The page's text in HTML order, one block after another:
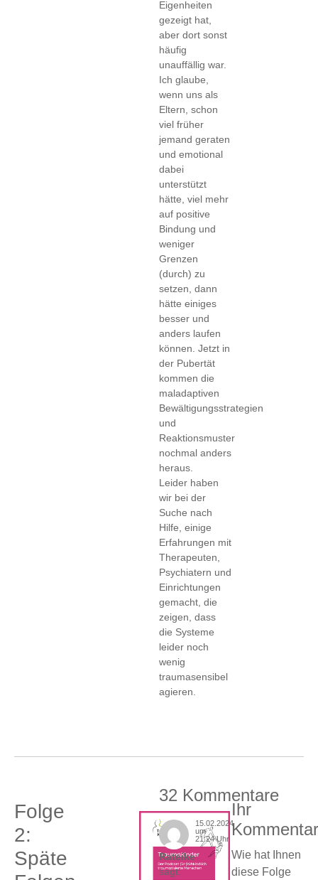
Eigenheiten
gezeigt hat,
aber dort sonst
häufig
unauffällig war.
Ich glaube,
wenn uns als
Eltern, schon
viel früher
jemand geraten
und emotional
dabei
unterstützt
hätte, viel mehr
auf positive
Bindung und
weniger
Grenzen
(durch) zu
setzen, dann
hätte einiges
besser und
anders laufen
können. Jetzt in
der Pubertät
kommen die
maladaptiven
Bewältigungsstrategien
und
Reaktionsmuster
nochmal anders
heraus.
Leider haben
wir bei der
Suche nach
Hilfe, einige
Erfahrungen mit
Therapeuten,
Psychiatern und
Einrichtungen
gemacht, die
zeigen, dass
die Systeme
leider noch
wenig
traumasensibel
agieren.
Folge
2:
Späte
32 Kommentare
Rateike
sagt:
15.02.2024
um
21:24 Uhr
Ihr
Kommentar
Wie hat Ihnen
diese Folge